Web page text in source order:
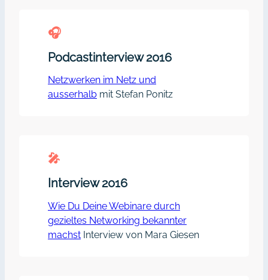
🎧︎
Podcastinterview 2016
Netzwerken im Netz und
ausserhalb mit Stefan Ponitz
🎤︎
Interview 2016
Wie Du Deine Webinare durch
gezieltes Networking bekannter
machst Interview von Mara Giesen